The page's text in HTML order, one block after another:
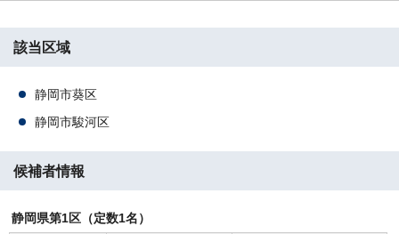
該当区域
静岡市葵区
静岡市駿河区
候補者情報
静岡県第1区（定数1名）